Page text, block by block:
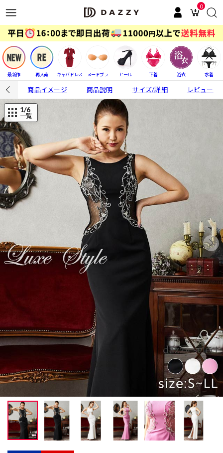
0
最新作 再入荷 キャバドレス ヌードブラ ヒール 下着 浴衣 水着
商品イメージ 商品説明 サイズ/詳細 レビュー
1/6
一覧